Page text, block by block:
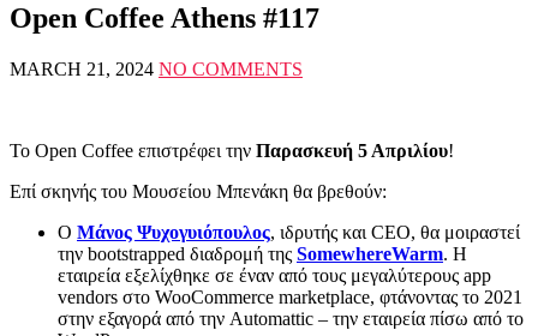
Open Coffee Athens #117
MARCH 21, 2024 NO COMMENTS
Το Open Coffee επιστρέφει την Παρασκευή 5 Απριλίου!
Επί σκηνής του Μουσείου Μπενάκη θα βρεθούν:
Ο Μάνος Ψυχογυιόπουλος, ιδρυτής και CEO, θα μοιραστεί
την bootstrapped διαδρομή της SomewhereWarm. Η
εταιρεία εξελίχθηκε σε έναν από τους μεγαλύτερους app
vendors στο WooCommerce marketplace, φτάνοντας το 2021
στην εξαγορά από την Automattic – την εταιρεία πίσω από το